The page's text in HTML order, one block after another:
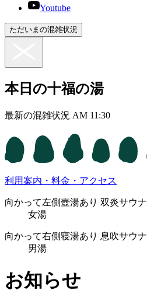
Youtube
ただいまの混雑状況
本日の十福の湯
最新の混雑状況 AM 11:30
利用案内・料金・アクセス
向かって左側壺湯あり 双炎サウナ
女湯
向かって右側寝湯あり 息吹サウナ
男湯
お知らせ